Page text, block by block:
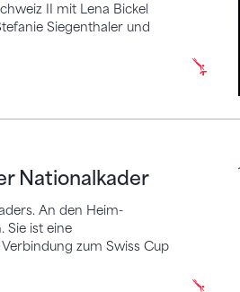
II mit Lena Bickel
Siegenthaler und
Nationalkader
An den Heim-
Sie ist eine
zum Swiss Cup